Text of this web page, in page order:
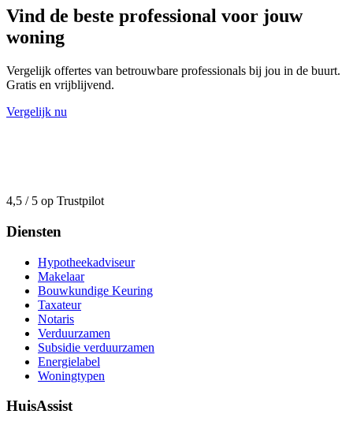
Vind de beste professional voor jouw
woning
Vergelijk offertes van betrouwbare professionals bij jou in de buurt.
Gratis en vrijblijvend.
Vergelijk nu
4,5 / 5 op Trustpilot
Diensten
Hypotheekadviseur
Makelaar
Bouwkundige Keuring
Taxateur
Notaris
Verduurzamen
Subsidie verduurzamen
Energielabel
Woningtypen
HuisAssist